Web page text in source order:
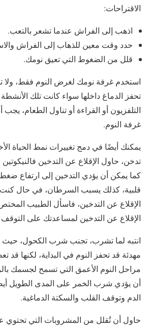
الاقتراحات:
اذهب إلى الفراش عندما تشعر بالتعب.
حدد وقت معين للذهاب إلى الفراش
قلل من الضغوط التي تعيق نومك.
استخدم غرفة نومك لغرض النوم فقط، ولا
تحفز الدماغ داخلها سواء كانت تلك
التلفزيون أو القراءة أو تناول الطعام،
غرفة النوم.
يمكنك أيضًا في دمج تغييرات نمط الحياة
تدخن، حاول الإقلاع عن التدخين
كما يمكن أن يؤدي التدخين إلى ارتفاع ضغط
قلبية، كذلك يسبب السرطان، في حال
الإقلاع عن التدخين، فاسأل الطبيب
الإقلاع عن التدخين لمساعدتك على
انتبه لما تشرب، تجنب شرب الكحول، حيث
مهدئة قد تحفز النوم في البداية، لكنها
مراحل النوم الأعمق التي تسمح لجسمك
أن يؤدي شرب الخمر على المدى الطويل
الدم وتوقف القلب والسكتة الدماغية.
حاول أن تُقلل من المشروبات التي تحتوي